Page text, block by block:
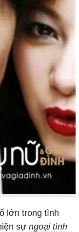
lớn trong tình
sự ngoại tình